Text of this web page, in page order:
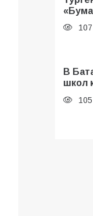
107
В
школ
105